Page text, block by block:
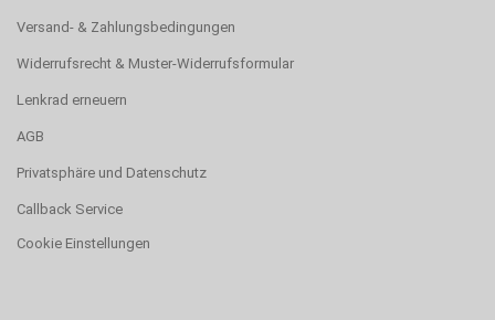
Versand- & Zahlungsbedingungen
Widerrufsrecht & Muster-Widerrufsformular
Lenkrad erneuern
AGB
Privatsphäre und Datenschutz
Callback Service
Cookie Einstellungen